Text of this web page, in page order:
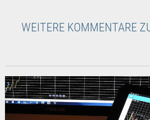
WEITERE KOMMENTARE